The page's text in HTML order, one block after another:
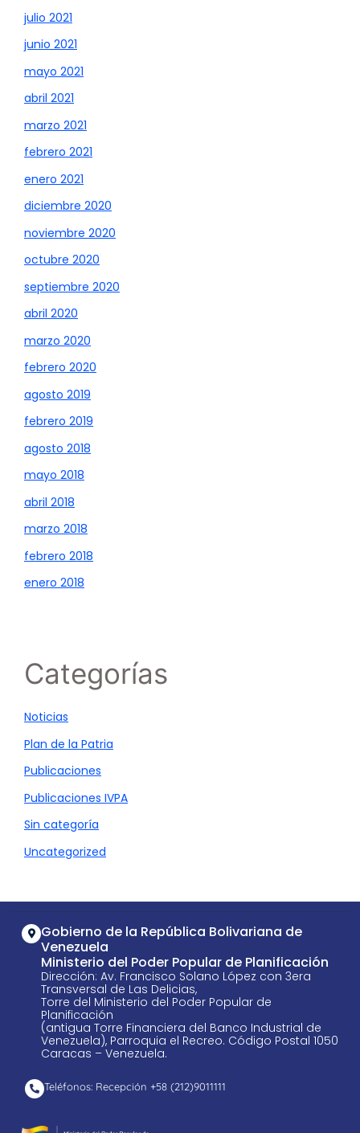
julio 2021
junio 2021
mayo 2021
abril 2021
marzo 2021
febrero 2021
enero 2021
diciembre 2020
noviembre 2020
octubre 2020
septiembre 2020
abril 2020
marzo 2020
febrero 2020
agosto 2019
febrero 2019
agosto 2018
mayo 2018
abril 2018
marzo 2018
febrero 2018
enero 2018
Categorías
Noticias
Plan de la Patria
Publicaciones
Publicaciones IVPA
Sin categoría
Uncategorized
Gobierno de la República Bolivariana de
Venezuela
Ministerio del Poder Popular de Planificación
Dirección: Av. Francisco Solano López con 3era
Transversal de Las Delicias,
Torre del Ministerio del Poder Popular de
Planificación
(antigua Torre Financiera del Banco Industrial de
Venezuela), Parroquia el Recreo. Código Postal 1050
Caracas – Venezuela.
Teléfonos: Recepción +58 ​(212)9011111